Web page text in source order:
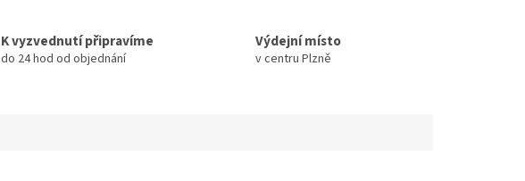
K vyzvednutí připravíme
do 24 hod od objednání
Výdejní místo
v centru Plzně